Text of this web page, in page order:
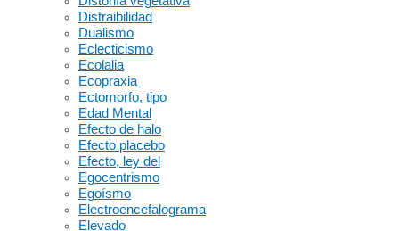
Distraibilidad
Dualismo
Eclecticismo
Ecolalia
Ecopraxia
Ectomorfo, tipo
Edad Mental
Efecto de halo
Efecto placebo
Efecto, ley del
Egocentrismo
Egoísmo
Electroencefalograma
Elevado